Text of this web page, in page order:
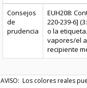
Consejos
de
prudencia
EUH208:
220-239-6]
o la
vapores/el
recipiente
AVISO: Los colores reales